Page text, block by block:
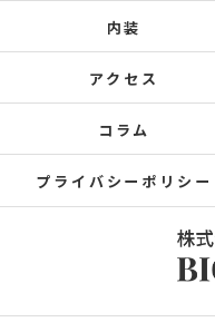
内装
アクセス
コラム
プライバシーポリシー